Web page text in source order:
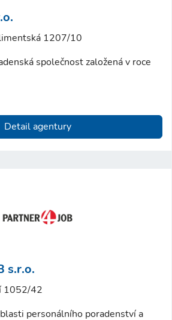
1207/10
společnost založená v roce
Detail agentury
s.r.o.
1052/42
personálního poradenství a